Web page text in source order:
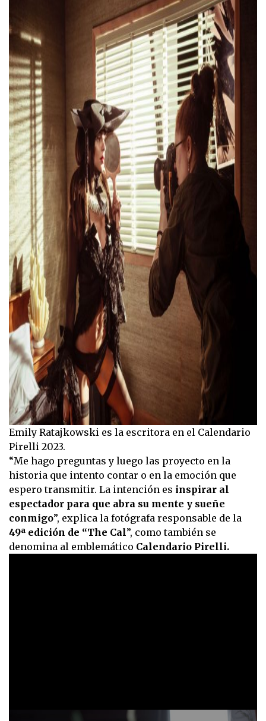
Emily Ratajkowski es la escritora en el Calendario
Pirelli 2023.
“Me hago preguntas y luego las proyecto en la
historia que intento contar o en la emoción que
espero transmitir. La intención es inspirar al
espectador para que abra su mente y sueñe
conmigo”, explica la fotógrafa responsable de la
49ª edición de “The Cal”, como también se
denomina al emblemático Calendario Pirelli.